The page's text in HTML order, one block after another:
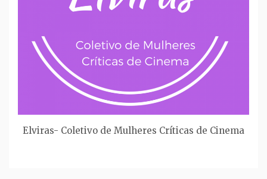
Elviras- Coletivo de Mulheres Críticas de Cinema